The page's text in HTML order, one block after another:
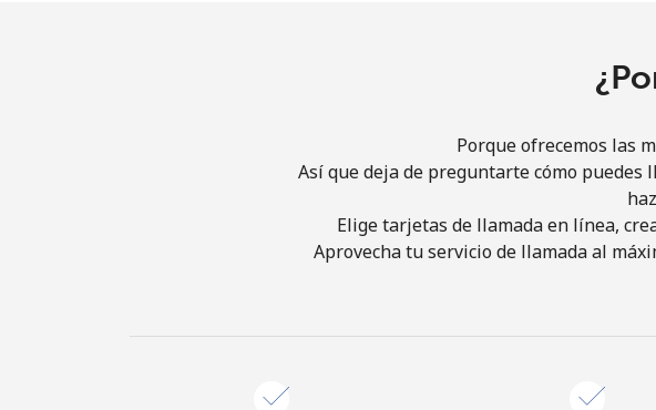
Porque ofrecemos las
Así que deja de preguntarte cómo
Elige tarjetas de llamada en línea,
Aprovecha tu servicio de llamada al